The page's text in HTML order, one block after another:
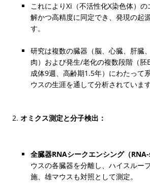
これによりXi（不活性化X染色体）
解かつ高精度に同定でき、発現の起
す。
研究は複数の臓器（脳、心臓、肝臓
肉）および発生/老化の複数段階（胚
成体9週、高齢期1.5年）にわたって
ウスの生涯を通して分析されています
オミクス測定と分子検出：
全臓器RNAシークエンシング（RNA-
ウスの各臓器を分離し、ハイスルー
施、雄マウスも対照として測定。